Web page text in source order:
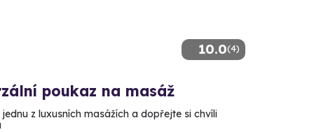
10.0(4)
poukaz na masáž
z luxusních masážích a dopřejte si chvíli